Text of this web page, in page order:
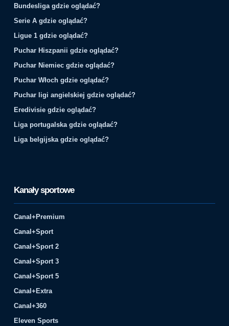
Bundesliga gdzie oglądać?
Serie A gdzie oglądać?
Ligue 1 gdzie oglądać?
Puchar Hiszpanii gdzie oglądać?
Puchar Niemiec gdzie oglądać?
Puchar Włoch gdzie oglądać?
Puchar ligi angielskiej gdzie oglądać?
Eredivisie gdzie oglądać?
Liga portugalska gdzie oglądać?
Liga belgijska gdzie oglądać?
Kanały sportowe
Canal+Premium
Canal+Sport
Canal+Sport 2
Canal+Sport 3
Canal+Sport 5
Canal+Extra
Canal+360
Eleven Sports